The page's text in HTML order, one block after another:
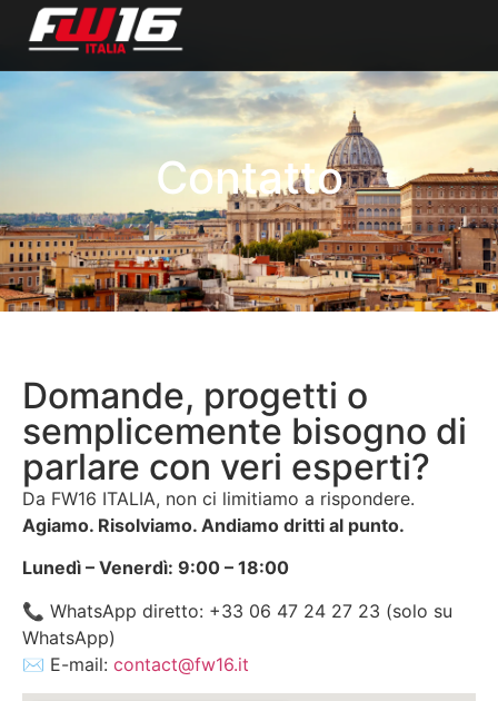
Contatto
Domande, progetti o
semplicemente bisogno di
parlare con veri esperti?
Da FW16 ITALIA, non ci limitiamo a rispondere.
Agiamo. Risolviamo. Andiamo dritti al punto.
Lunedì – Venerdì: 9:00 – 18:00
📞 WhatsApp diretto: +33 06 47 24 27 23 (solo su
WhatsApp)
✉️ E-mail: contact@fw16.it